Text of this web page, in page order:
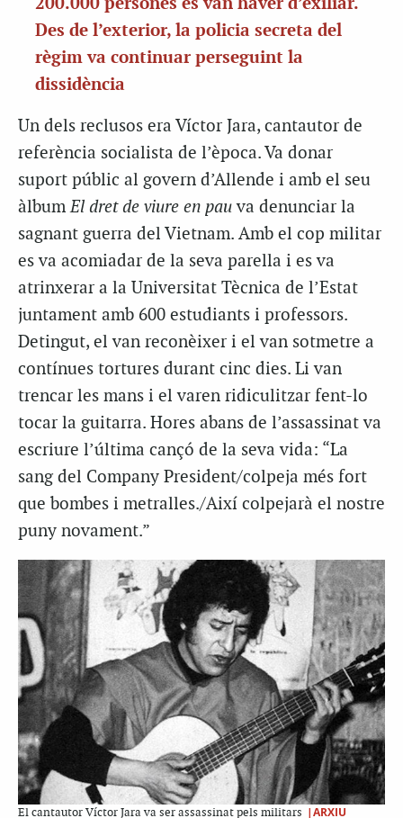
200.000 persones es van haver d’exiliar.
Des de l’exterior, la policia secreta del
règim va continuar perseguint la
dissidència
Un dels reclusos era Víctor Jara, cantautor de
referència socialista de l’època. Va donar
suport públic al govern d’Allende i amb el seu
àlbumEl dret de viure en pauva denunciar la
sagnant guerra del Vietnam. Amb el cop militar
es va acomiadar de la seva parella i es va
atrinxerar a la Universitat Tècnica de l’Estat
juntament amb 600 estudiants i professors.
Detingut, el van reconèixer i el van sotmetre a
contínues tortures durant cinc dies. Li van
trencar les mans i el varen ridiculitzar fent-lo
tocar la guitarra. Hores abans de l’assassinat va
escriure l’última cançó de la seva vida: “La
sang del Company President/colpeja més fort
que bombes i metralles./Així colpejarà el nostre
puny novament.”
El cantautor Víctor Jara va ser assassinat pels militars |ARXIU